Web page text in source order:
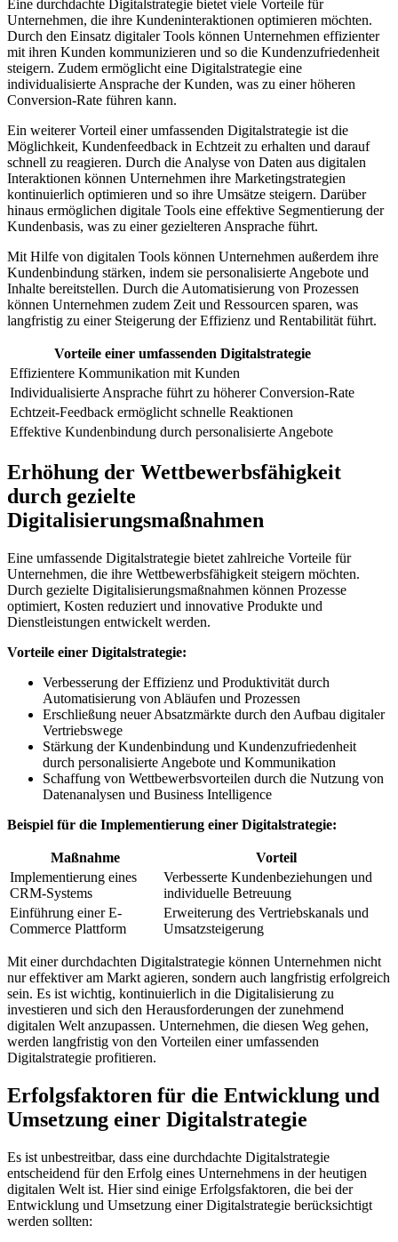
Eine ⁤durchdachte Digitalstrategie bietet viele Vorteile für
Unternehmen, die ihre Kundeninteraktionen optimieren möchten.
Durch den Einsatz digitaler‌ Tools können Unternehmen effizienter
mit ihren Kunden kommunizieren und so ‌die Kundenzufriedenheit
steigern. Zudem ermöglicht eine Digitalstrategie eine
individualisierte Ansprache ⁢der Kunden, was zu einer höheren
Conversion-Rate führen‍ kann.
Ein weiterer Vorteil einer umfassenden Digitalstrategie ist die
Möglichkeit, Kundenfeedback in Echtzeit zu ‌erhalten und ⁢darauf ​
schnell zu reagieren. Durch die Analyse von Daten aus digitalen
Interaktionen können Unternehmen ihre Marketingstrategien
kontinuierlich optimieren ⁢und so ihre Umsätze steigern. Darüber
‌hinaus ermöglichen digitale Tools eine effektive Segmentierung der
⁢Kundenbasis, ⁤was zu einer gezielteren Ansprache führt.
Mit Hilfe von digitalen ‍Tools⁢ können Unternehmen außerdem ihre
Kundenbindung stärken, indem sie ⁢personalisierte Angebote und
Inhalte bereitstellen. Durch⁤ die Automatisierung von Prozessen
können ​Unternehmen zudem Zeit und Ressourcen sparen, was‍
langfristig zu einer Steigerung der Effizienz und Rentabilität führt.
Vorteile einer umfassenden‌ Digitalstrategie
Effizientere Kommunikation mit Kunden
Individualisierte Ansprache führt zu höherer Conversion-Rate
Echtzeit-Feedback ermöglicht schnelle Reaktionen
Effektive ​Kundenbindung durch personalisierte Angebote
Erhöhung der Wettbewerbsfähigkeit
durch gezielte
Digitalisierungsmaßnahmen
Eine umfassende Digitalstrategie bietet zahlreiche Vorteile⁤ für‌
Unternehmen, die ihre Wettbewerbsfähigkeit steigern möchten.
Durch gezielte ⁣Digitalisierungsmaßnahmen​ können Prozesse
optimiert, Kosten reduziert und⁣ innovative Produkte und
Dienstleistungen entwickelt⁢ werden.
Vorteile einer Digitalstrategie:
Verbesserung der Effizienz und ‌Produktivität durch
Automatisierung von Abläufen ‍und Prozessen
Erschließung neuer ⁢Absatzmärkte ​durch den Aufbau digitaler
Vertriebswege
Stärkung der ‌Kundenbindung und Kundenzufriedenheit
durch⁣ personalisierte Angebote und Kommunikation
Schaffung von Wettbewerbsvorteilen durch ⁤die Nutzung von
Datenanalysen und​ Business Intelligence
Beispiel‌ für die Implementierung einer Digitalstrategie:
Maßnahme
Vorteil
Implementierung eines
CRM-Systems
Verbesserte Kundenbeziehungen und
individuelle Betreuung
Einführung⁢ einer‍ E-
Commerce Plattform
Erweiterung des Vertriebskanals und
Umsatzsteigerung
Mit einer durchdachten Digitalstrategie können Unternehmen nicht
nur effektiver am Markt agieren, sondern auch langfristig erfolgreich
sein.‍ Es ist ‌wichtig, kontinuierlich in⁢ die Digitalisierung zu
⁢investieren ⁤und sich den Herausforderungen der‍ zunehmend
digitalen ‌Welt anzupassen. Unternehmen, die diesen Weg gehen,
werden langfristig von den Vorteilen einer umfassenden
Digitalstrategie profitieren.
Erfolgsfaktoren für‍ die Entwicklung und
Umsetzung⁤ einer Digitalstrategie
Es ist unbestreitbar,‍ dass eine durchdachte Digitalstrategie
entscheidend für den Erfolg eines Unternehmens in der heutigen
digitalen Welt ist. ‍Hier sind einige Erfolgsfaktoren, die bei‍ der
Entwicklung und ‌Umsetzung​ einer ‌Digitalstrategie berücksichtigt
werden sollten: